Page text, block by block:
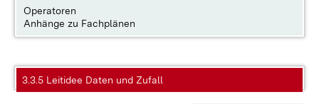
Operatoren
Anhänge zu Fachplänen
3.3.5 Leitidee Daten und Zufall